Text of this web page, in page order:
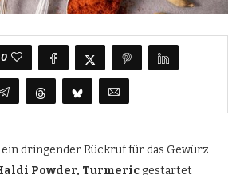
0
dringender Rückruf für das Gewürz
Powder, Turmericgestartet